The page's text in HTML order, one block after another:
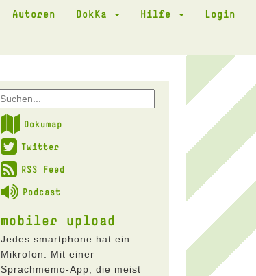
Autoren DokKa Hilfe Login
Dokumap
Twitter
RSS Feed
Podcast
mobiler upload
Jedes smartphone hat ein
Mikrofon. Mit einer
Sprachmemo-App, die meist